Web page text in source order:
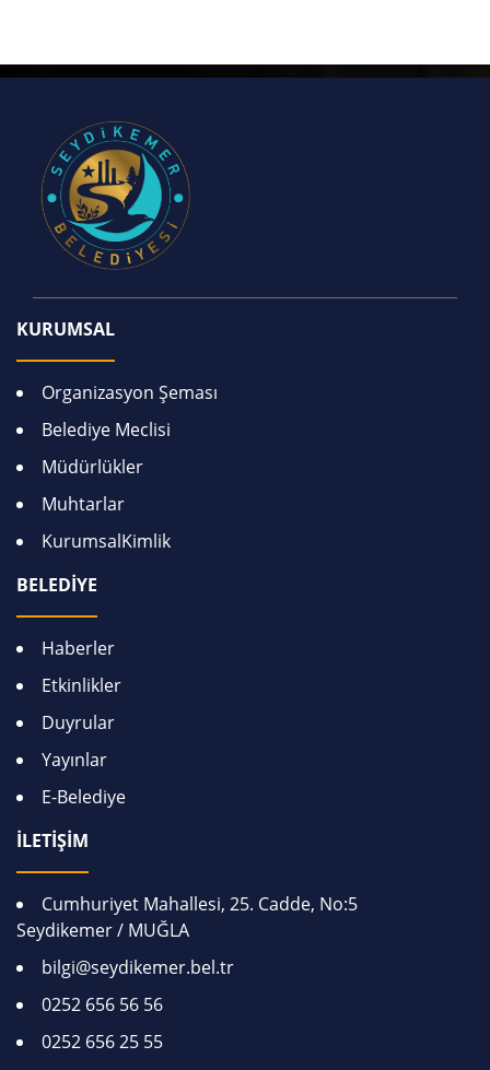
KURUMSAL
Organizasyon Şeması
Belediye Meclisi
Müdürlükler
Muhtarlar
KurumsalKimlik
BELEDİYE
Haberler
Etkinlikler
Duyrular
Yayınlar
E-Belediye
İLETİŞİM
Cumhuriyet Mahallesi, 25. Cadde, No:5
Seydikemer / MUĞLA
bilgi@seydikemer.bel.tr
0252 656 56 56
0252 656 25 55